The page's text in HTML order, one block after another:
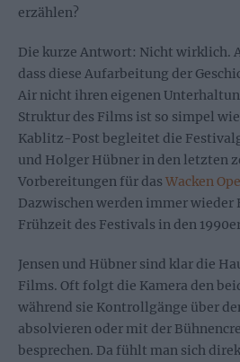
erzählen?
Die kurze Antwort: Nicht wirklich.
dass diese Aufarbeitung der
Air nicht ihren eigenen
Struktur des Films ist so simpel
Kablitz-Post begleitet die
und Holger Hübner in den letzten
Vorbereitungen für das Wacken
Dazwischen werden immer wieder
Frühzeit des Festivals in den
Jensen und Hübner sind klar die
Films. Oft folgt die Kamera den
während sie Kontrollgänge über
absolvieren oder mit der
besprechen. Da fühlt man sich